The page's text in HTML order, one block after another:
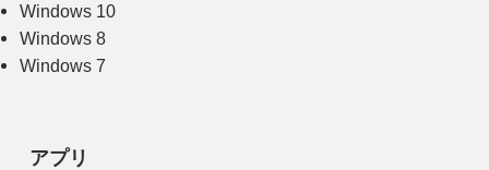
Windows 10
Windows 8
Windows 7
アプリ